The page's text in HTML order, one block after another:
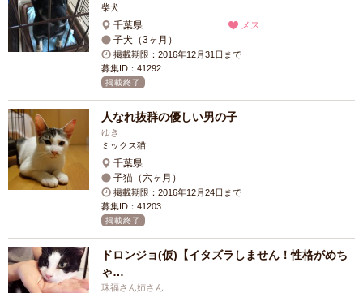
柴犬
千葉県
メス
子犬（3ヶ月）
掲載期限：2016年12月31日まで
募集ID：41292
掲載終了
人なれ抜群の優しい男の子
ゆき
ミックス猫
千葉県
子猫（六ヶ月）
掲載期限：2016年12月24日まで
募集ID：41203
掲載終了
ドロンジョ(仮)【イタズラしません！性格がめち
ゃ…
珠福さん姉さん